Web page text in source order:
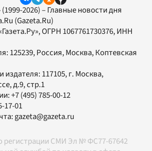
2026) – Главные новости дня
(Gazeta.Ru)
, ОГРН 1067761730376, ИНН
125239, Россия, Москва, Коптевская
издателя: 117105, г. Москва,
д.9, стр.1
+7 (495) 785-00-12
17-01
gazeta@gazeta.ru
регистрации СМИ Эл № ФС77-67642